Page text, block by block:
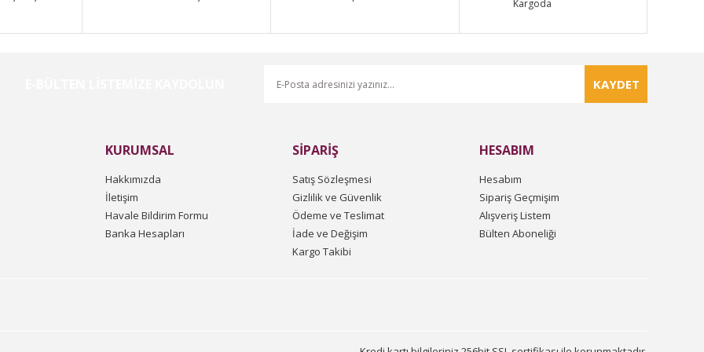
Kargoda
KAYDET
KURUMSAL
Hakkımızda
İletişim
Havale Bildirim Formu
Banka Hesapları
SİPARİŞ
Satış Sözleşmesi
Gizlilik ve Güvenlik
Ödeme ve Teslimat
İade ve Değişim
Kargo Takibi
HESABIM
Hesabım
Sipariş Geçmişim
Alışveriş Listem
Bülten Aboneliği